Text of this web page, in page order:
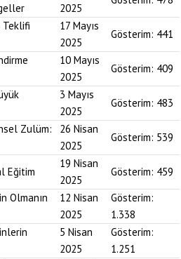
2025
Teklifi
17 Mayıs
2025
Gösterim: 441
10 Mayıs
2025
Gösterim: 409
3 Mayıs
2025
Gösterim: 483
Zulüm:
26 Nisan
2025
Gösterim: 539
Eğitim
19 Nisan
2025
Gösterim: 459
Olmanın
12 Nisan
2025
Gösterim:
1.338
5 Nisan
2025
Gösterim:
1.251